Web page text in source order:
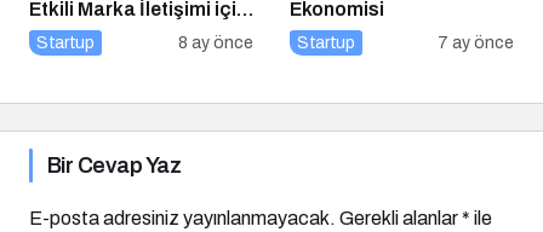
Etkili Marka İletişimi için
10 Altın Öneri
Startup 8 ay önce
Ekonomisi
Startup 7 ay önce
Bir Cevap Yaz
E-posta adresiniz yayınlanmayacak. Gerekli alanlar* ile